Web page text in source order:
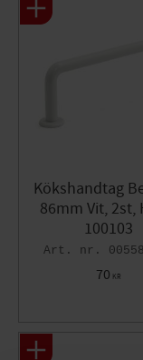
Kökshandtag
86mm Vit, 2st,
100103
70 KR